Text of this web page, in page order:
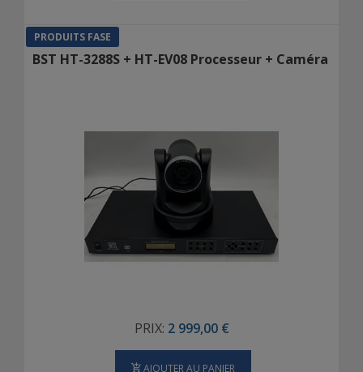
PRODUITS FASE
BST HT-3288S + HT-EV08 Processeur + Caméra
PRIX: 2 999,00 €
AJOUTER AU PANIER